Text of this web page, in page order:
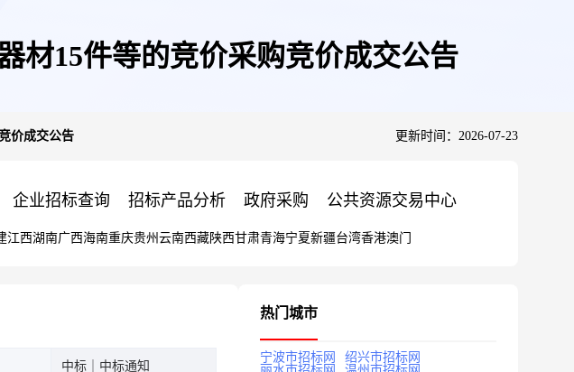
材15件等的竞价采购竞价成交公告
价成交公告 更新时间：2026-07-23
企业招标查询 招标产品分析 政府采购 公共资源交易中心
江西湖南广西海南重庆贵州 云南西藏陕西甘肃青海宁夏新疆台湾香港澳门
中标｜中标通知
热门城市
宁波市招标网
绍兴市招标网